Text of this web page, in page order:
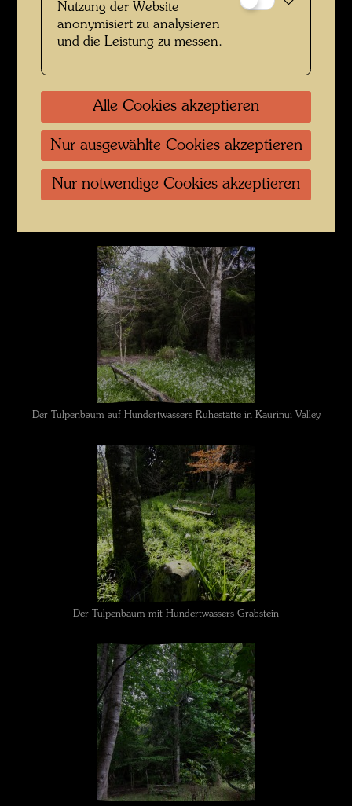
Hundertwassers Ruhestätte in Kaurinui Valley
Der Tulpenbaum auf Hundertwassers Ruhestätte in Kaurinui Valley
Der Tulpenbaum mit Hundertwassers Grabstein
Nutzung der Website
anonymisiert zu analysieren
und die Leistung zu messen.
Alle Cookies akzeptieren
Nur ausgewählte Cookies akzeptieren
Nur notwendige Cookies akzeptieren